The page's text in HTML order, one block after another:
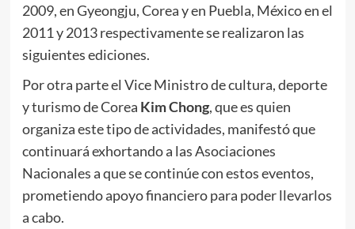
2009, en Gyeongju, Corea y en Puebla, México en el
2011 y 2013 respectivamente se realizaron las
siguientes ediciones.
Por otra parte el Vice Ministro de cultura, deporte
y turismo de Corea Kim Chong, que es quien
organiza este tipo de actividades, manifestó que
continuará exhortando a las Asociaciones
Nacionales a que se continúe con estos eventos,
prometiendo apoyo financiero para poder llevarlos
a cabo.